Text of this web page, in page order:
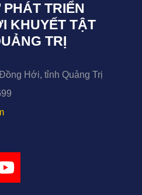
PHÁT TRIỂN
KHUYẾT TẬT
TRỊ
Hới, tỉnh Quảng Trị